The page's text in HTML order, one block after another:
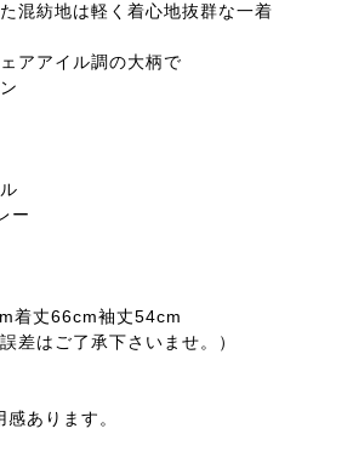
混紡地は軽く着心地抜群な一着
アアイル調の大柄で
ー
着丈66cm袖丈54cm
差はご了承下さいませ。）
あります。